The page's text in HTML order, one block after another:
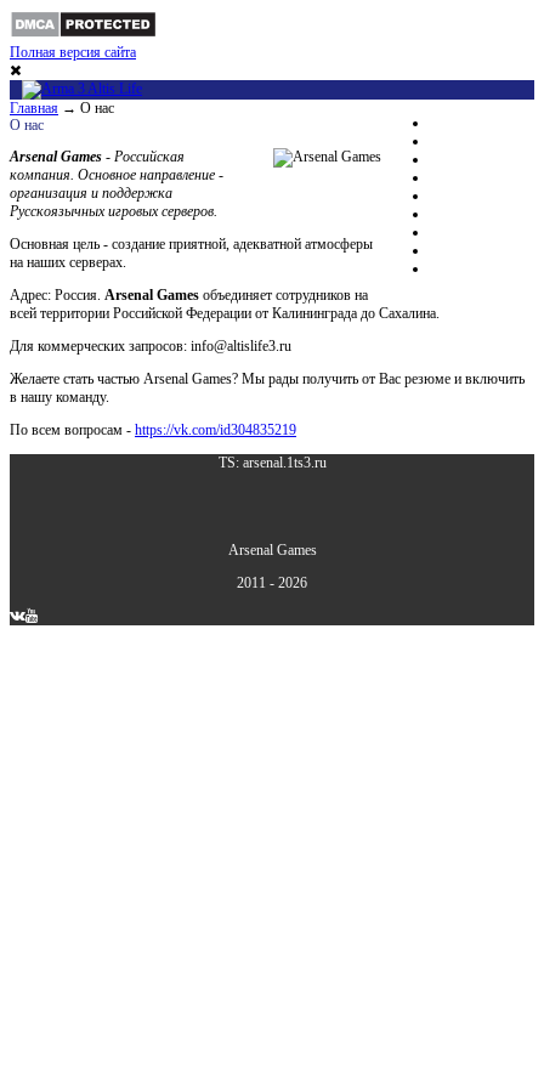
Полная версия сайта
Главная → О нас
О нас
Arsenal Games - Российская
компания. Основное направление -
организация и поддержка
Русскоязычных игровых серверов.
Основная цель - создание приятной, адекватной атмосферы
на наших серверах.
Адрес: Россия. Arsenal Games объединяет сотрудников на
всей территории Российской Федерации от Калининграда до Сахалина.
Для коммерческих запросов: info@altislife3.ru
Желаете стать частью Arsenal Games? Мы рады получить от Вас резюме и включить
в нашу команду.
По всем вопросам - https://vk.com/id304835219
TS: arsenal.1ts3.ru
Arsenal Games
2011 - 2026